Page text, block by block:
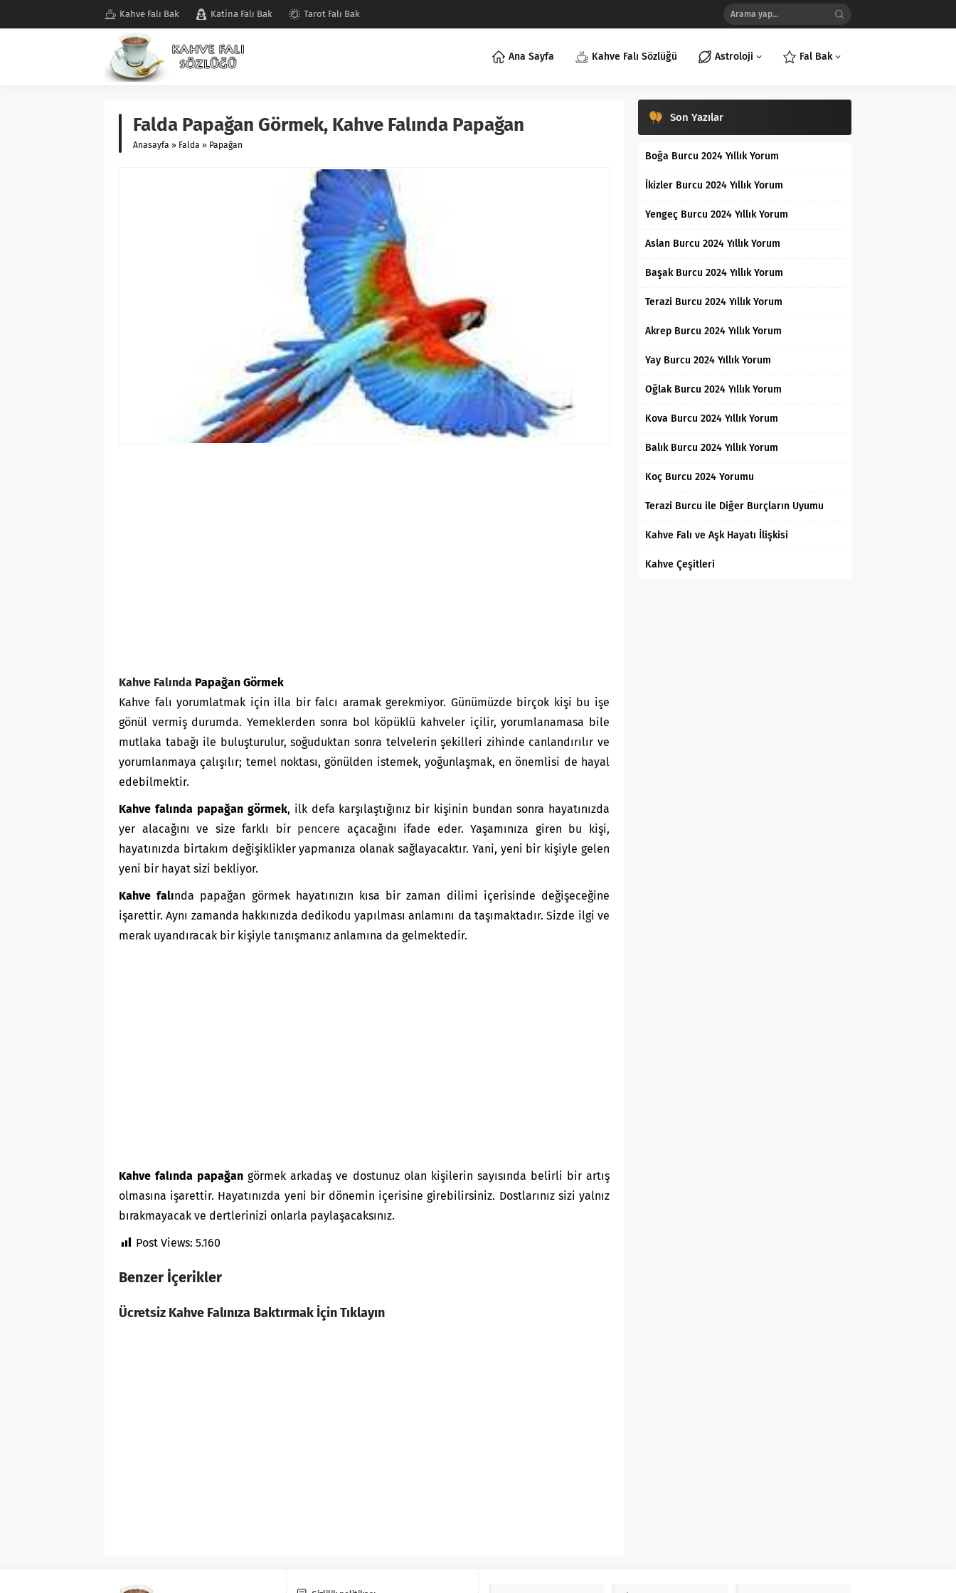
Kahve Falı Bak Katina Falı Bak Tarot Falı Bak
Ana Sayfa Kahve Falı Sözlüğü Astroloji Fal Bak
Falda Papağan Görmek, Kahve Falında Papağan
Anasayfa » Falda » Papağan
Kahve Falında Papağan Görmek
Kahve falı yorumlatmak için illa bir falcı aramak gerekmiyor. Günümüzde birçok kişi bu işe
gönül vermiş durumda. Yemeklerden sonra bol köpüklü kahveler içilir, yorumlanamasa bile
mutlaka tabağı ile buluşturulur, soğuduktan sonra telvelerin şekilleri zihinde canlandırılır ve
yorumlanmaya çalışılır; temel noktası, gönülden istemek, yoğunlaşmak, en önemlisi de hayal
edebilmektir.
Kahve falında papağan görmek, ilk defa karşılaştığınız bir kişinin bundan sonra hayatınızda
yer alacağını ve size farklı bir pencere açacağını ifade eder. Yaşamınıza giren bu kişi,
hayatınızda birtakım değişiklikler yapmanıza olanak sağlayacaktır. Yani, yeni bir kişiyle gelen
yeni bir hayat sizi bekliyor.
Kahve falında papağan görmek hayatınızın kısa bir zaman dilimi içerisinde değişeceğine
işarettir. Aynı zamanda hakkınızda dedikodu yapılması anlamını da taşımaktadır. Sizde ilgi ve
merak uyandıracak bir kişiyle tanışmanız anlamına da gelmektedir.
Kahve falında papağan görmek arkadaş ve dostunuz olan kişilerin sayısında belirli bir artış
olmasına işarettir. Hayatınızda yeni bir dönemin içerisine girebilirsiniz. Dostlarınız sizi yalnız
bırakmayacak ve dertlerinizi onlarla paylaşacaksınız.
Post Views: 5.160
Benzer İçerikler
Ücretsiz Kahve Falınıza Baktırmak İçin Tıklayın
Son Yazılar
Boğa Burcu 2024 Yıllık Yorum
İkizler Burcu 2024 Yıllık Yorum
Yengeç Burcu 2024 Yıllık Yorum
Aslan Burcu 2024 Yıllık Yorum
Başak Burcu 2024 Yıllık Yorum
Terazi Burcu 2024 Yıllık Yorum
Akrep Burcu 2024 Yıllık Yorum
Yay Burcu 2024 Yıllık Yorum
Oğlak Burcu 2024 Yıllık Yorum
Kova Burcu 2024 Yıllık Yorum
Balık Burcu 2024 Yıllık Yorum
Koç Burcu 2024 Yorumu
Terazi Burcu ile Diğer Burçların Uyumu
Kahve Falı ve Aşk Hayatı İlişkisi
Kahve Çeşitleri